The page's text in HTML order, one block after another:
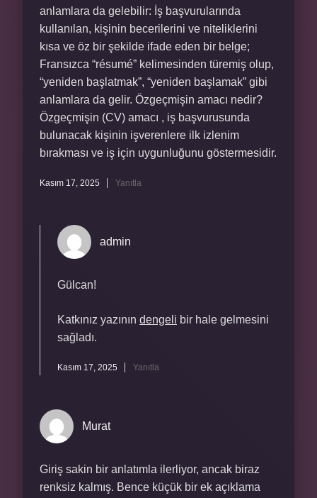
anlamlara da gelebilir: İş başvurularında
kullanılan, kişinin becerilerini ve niteliklerini
kısa ve öz bir şekilde ifade eden bir belge;
Fransızca “résumé” kelimesinden türemiş olup,
“yeniden başlatmak”, “yeniden başlamak” gibi
anlamlara da gelir. Özgeçmişin amacı nedir?
Özgeçmişin (CV) amacı , iş başvurusunda
bulunacak kişinin işverenlere ilk izlenim
bırakması ve iş için uygunluğunu göstermesidir.
Kasım 17, 2025 Yanıtla
admin
Gülcan!
Katkınız yazının dengeli bir hale gelmesini
sağladı.
Kasım 17, 2025 Yanıtla
Murat
Giriş sakin bir anlatımla ilerliyor, ancak biraz
renksiz kalmış. Bence küçük bir ek açıklama